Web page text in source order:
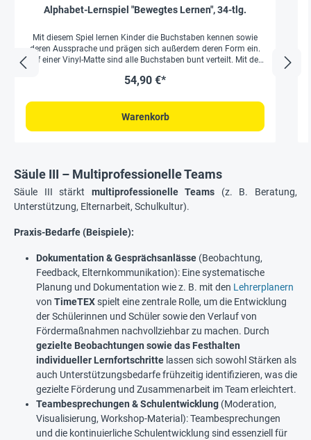
Alphabet-Lernspiel "Bewegtes Lernen", 34-tlg.
Mit diesem Spiel lernen Kinder die Buchstaben kennen sowie
deren Aussprache und prägen sich außerdem deren Form ein.
Auf einer Vinyl-Matte sind alle Buchstaben bunt verteilt. Mit den
gespielt werden, durch die die Kinder im Erkennen der
und daher lange verwendbar. Mit Lehrerhandreichung. fördert
Konzentrationsfähigkeit vermittelt spielerisch das Alphabet und
54,90 €*
Warenkorb
Säule III – Multiprofessionelle Teams
Säule III stärkt multiprofessionelle Teams (z. B. Beratung,
Unterstützung, Elternarbeit, Schulkultur).
Praxis-Bedarfe (Beispiele):
Dokumentation & Gesprächsanlässe (Beobachtung,
Feedback, Elternkommunikation): Eine systematische
Planung und Dokumentation wie z. B. mit den Lehrerplanern
von TimeTEXspielt eine zentrale Rolle, um die Entwicklung
der Schülerinnen und Schüler sowie den Verlauf von
Fördermaßnahmen nachvollziehbar zu machen. Durch
gezielte Beobachtungen sowie das Festhalten
individueller Lernfortschritte lassen sich sowohl Stärken als
auch Unterstützungsbedarfe frühzeitig identifizieren, was die
gezielte Förderung und Zusammenarbeit im Team erleichtert.
Teambesprechungen & Schulentwicklung (Moderation,
Visualisierung, Workshop-Material): Teambesprechungen
und die kontinuierliche Schulentwicklung sind essenziell für